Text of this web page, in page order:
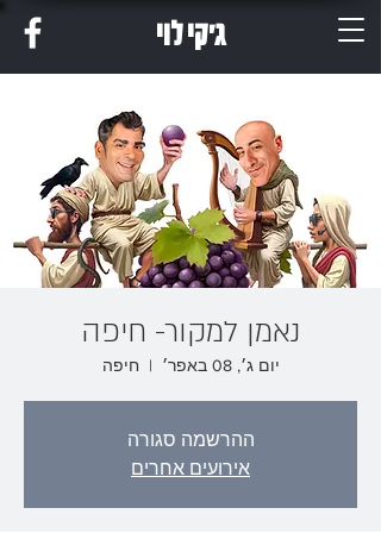
ג'קי לוי
נאמן למקור- חיפה
יום ג׳, 08 באפר׳
  |
חיפה
ההרשמה סגורה
אירועים אחרים